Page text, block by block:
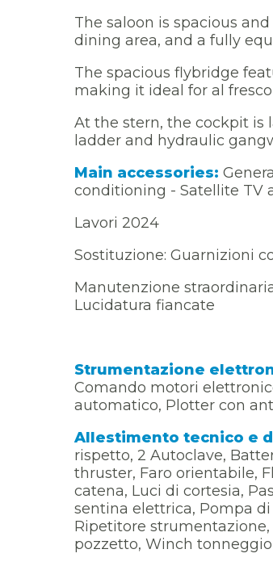
The saloon is spacious
dining area, and a fully
The spacious flybridge
making it ideal for al
At the stern, the cockpit is
ladder and hydraulic
Main accessories:
conditioning - Satellite TV
Lavori 2024
Sostituzione: Guarnizioni
Manutenzione
Lucidatura fiancate
Strumentazione
Comando motori
automatico, Plotter con
Allestimento tecnico e
rispetto, 2 Autoclave,
thruster, Faro orientabile,
catena, Luci di cortesia,
sentina elettrica, Pompa
Ripetitore strumentazione,
pozzetto, Winch